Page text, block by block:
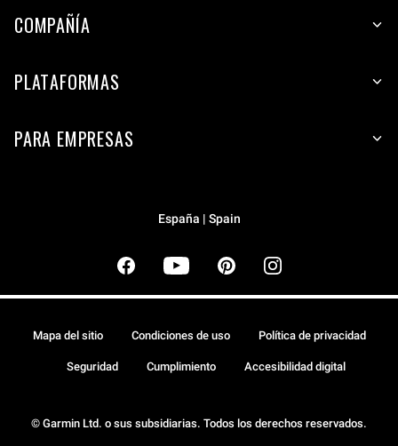
COMPAÑÍA
PLATAFORMAS
PARA EMPRESAS
España | Spain
© Garmin Ltd. o sus subsidiarias. Todos los derechos reservados.
Mapa del sitio Condiciones de uso Política de privacidad
Seguridad Cumplimiento Accesibilidad digital